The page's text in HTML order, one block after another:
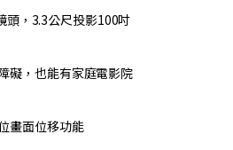
頭，3.3公尺投影100吋
礙，也能有家庭電影院
畫面位移功能